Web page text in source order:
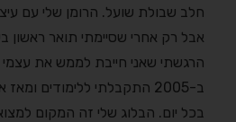
חלב שבולת שועל. הרומן שלי עם
אבל רק אחרי שסיימתי תואר ראשון
הרגשתי שאני חייבת לממש את עצמי
ב-2005 התקבלתי ללימודים
בכל יום. הבלוג שלי זה המקום